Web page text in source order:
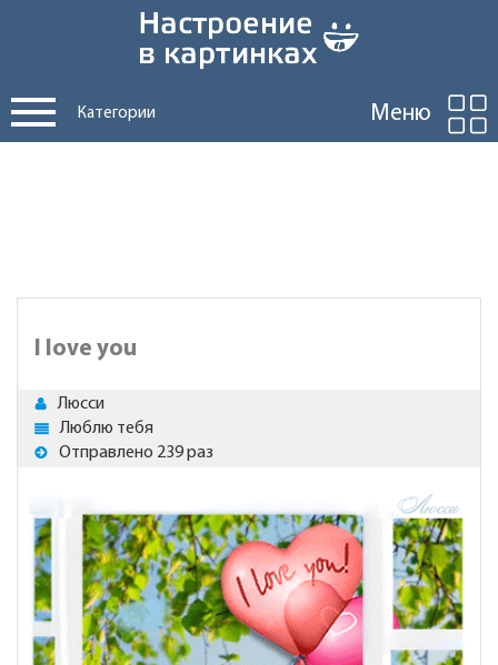
Категории Меню
I love you
Люсси
Люблю тебя
Отправлено 239 раз